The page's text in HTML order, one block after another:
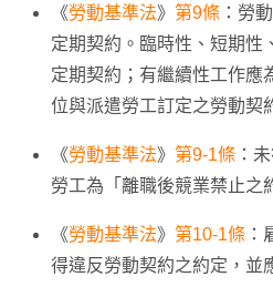
《勞動基準法》 第9條 ：勞
定期契約。臨時性、短期性
定期契約；有繼續性工作應
位與派遣勞工訂定之勞動契
《勞動基準法》 第9-1條 ：
勞工為「離職後競業禁止之
《勞動基準法》 第10-1條
得違反勞動契約之約定，並